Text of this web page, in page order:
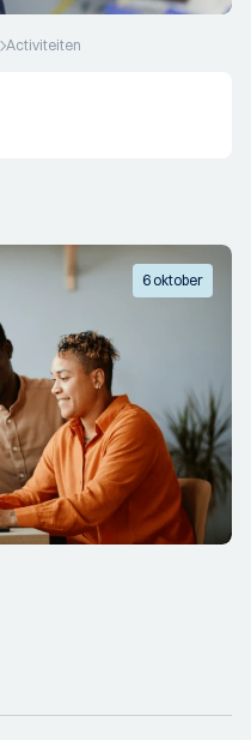
Activiteiten
6 oktober